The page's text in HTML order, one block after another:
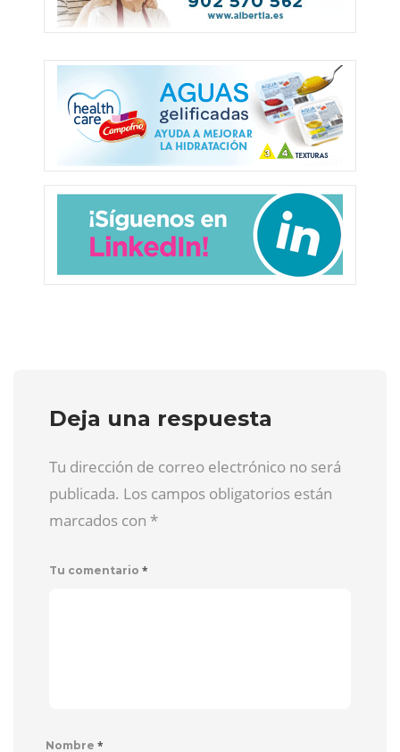
Deja una respuesta
Tu dirección de correo electrónico no será
publicada. Los campos obligatorios están
marcados con *
Tu comentario *
Nombre *